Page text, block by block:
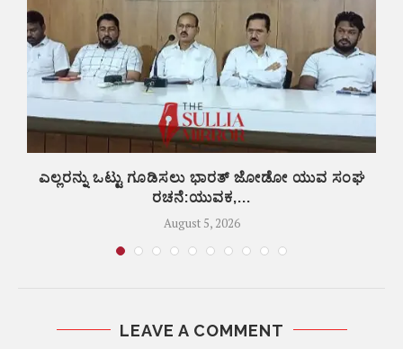
ಎಲ್ಲರನ್ನು ಒಟ್ಟು ಗೂಡಿಸಲು ಭಾರತ್ ಜೋಡೋ ಯುವ ಸಂಘ
ರಚನೆ:ಯುವಕ,...
August 5, 2026
LEAVE A COMMENT